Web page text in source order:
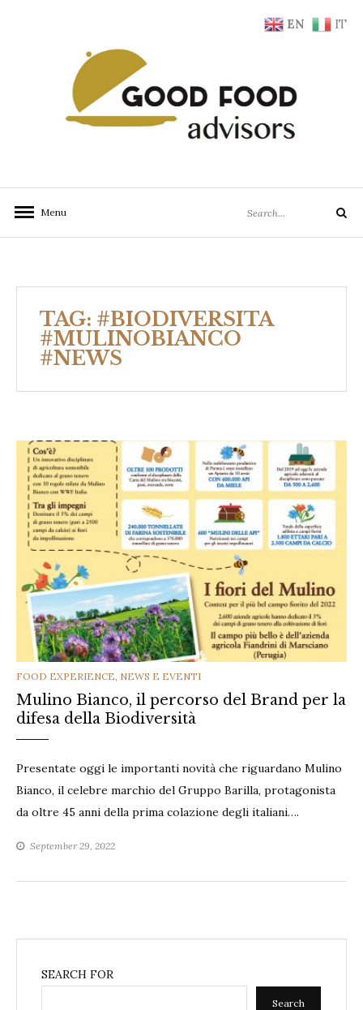
Menu
for:
Search
TAG: #BIODIVERSITA
#MULINOBIANCO
#NEWS
CATEGORIES
FOOD EXPERIENCE NEWS E EVENTI
Mulino Bianco, il percorso del Brand per la
difesa della Biodiversità
Presentate oggi le importanti novità che riguardano Mulino
Bianco, il celebre marchio del Gruppo Barilla, protagonista
da oltre 45 anni della prima colazione degli italiani….
September 29, 2022
SEARCH FOR
Search
EN IT